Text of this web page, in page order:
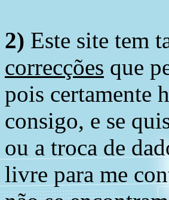
2) Este site tem
correcções que
pois certamente
consigo, e se
ou a troca de
livre para me